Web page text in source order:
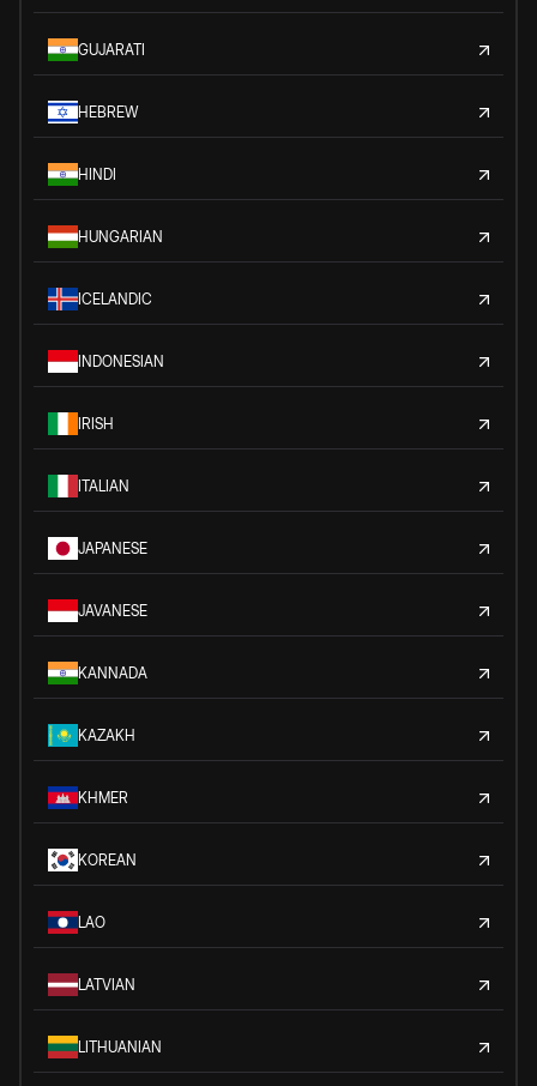
GUJARATI
HEBREW
HINDI
HUNGARIAN
ICELANDIC
INDONESIAN
IRISH
ITALIAN
JAPANESE
JAVANESE
KANNADA
KAZAKH
KHMER
KOREAN
LAO
LATVIAN
LITHUANIAN